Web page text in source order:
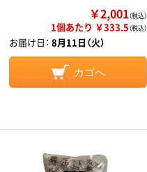
￥2,001（税込）
1個あたり ￥333.5（税込）
お届け日： 8月11日（火）
カゴへ